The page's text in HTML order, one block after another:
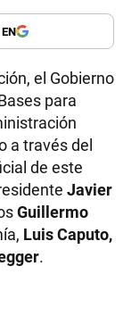
el Gobierno
para
a través del
de este
Javier
Guillermo
Luis Caputo,
.